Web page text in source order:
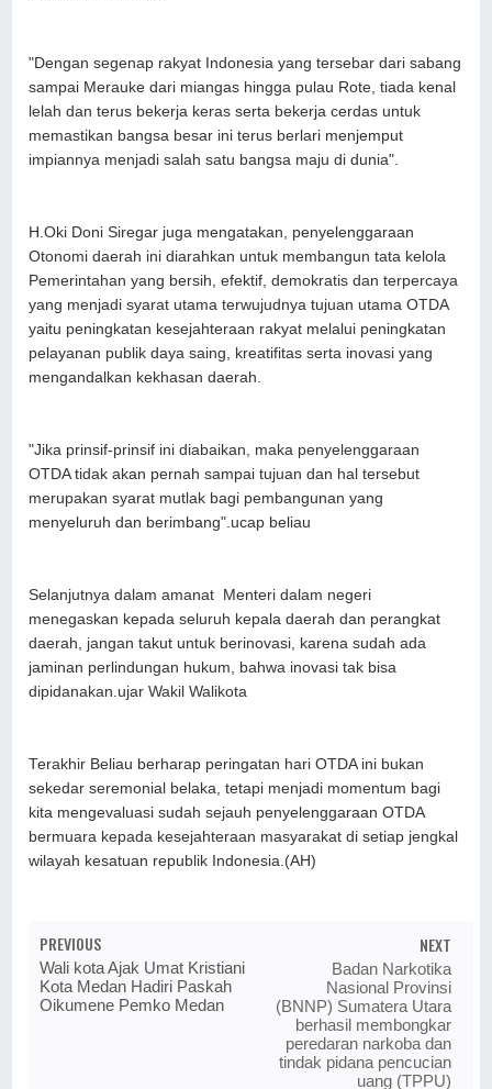
"Dengan segenap rakyat Indonesia yang tersebar dari sabang
sampai Merauke dari miangas hingga pulau Rote, tiada kenal
lelah dan terus bekerja keras serta bekerja cerdas untuk
memastikan bangsa besar ini terus berlari menjemput
impiannya menjadi salah satu bangsa maju di dunia".
H.Oki Doni Siregar juga mengatakan, penyelenggaraan
Otonomi daerah ini diarahkan untuk membangun tata kelola
Pemerintahan yang bersih, efektif, demokratis dan terpercaya
yang menjadi syarat utama terwujudnya tujuan utama OTDA
yaitu peningkatan kesejahteraan rakyat melalui peningkatan
pelayanan publik daya saing, kreatifitas serta inovasi yang
mengandalkan kekhasan daerah.
"Jika prinsif-prinsif ini diabaikan, maka penyelenggaraan
OTDA tidak akan pernah sampai tujuan dan hal tersebut
merupakan syarat mutlak bagi pembangunan yang
menyeluruh dan berimbang".ucap beliau
Selanjutnya dalam amanat Menteri dalam negeri
menegaskan kepada seluruh kepala daerah dan perangkat
daerah, jangan takut untuk berinovasi, karena sudah ada
jaminan perlindungan hukum, bahwa inovasi tak bisa
dipidanakan.ujar Wakil Walikota
Terakhir Beliau berharap peringatan hari OTDA ini bukan
sekedar seremonial belaka, tetapi menjadi momentum bagi
kita mengevaluasi sudah sejauh penyelenggaraan OTDA
bermuara kepada kesejahteraan masyarakat di setiap jengkal
wilayah kesatuan republik Indonesia.(AH)
PREVIOUS
Wali kota Ajak Umat Kristiani
Kota Medan Hadiri Paskah
Oikumene Pemko Medan
NEXT
Badan Narkotika
Nasional Provinsi
(BNNP) Sumatera Utara
berhasil membongkar
peredaran narkoba dan
tindak pidana pencucian
uang (TPPU)